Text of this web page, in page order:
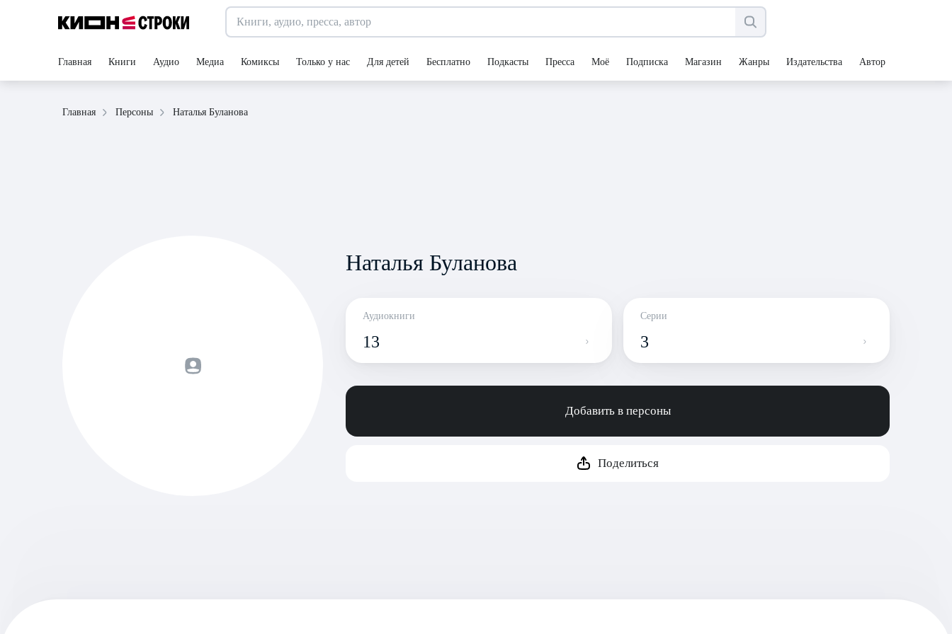
Главная Книги Аудио Медиа Комиксы Только у нас Для детей Бесплатно Подкасты Пресса Моё Подписка Магазин Жанры Издательства Авторы
Главная Персоны Наталья Буланова
Наталья Буланова
Аудиокниги
13
Серии
3
Добавить в персоны
Поделиться